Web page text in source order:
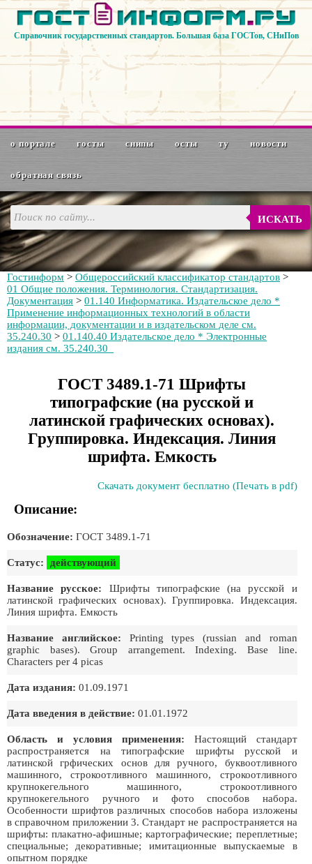
Справочник государственных стандартов. Большая база ГОСТов, СНиПов
о портале госты снипы осты ту новости
обратная связь
ИСКАТЬ
Гостинформ > Общероссийский классификатор стандартов >
01 Общие положения. Терминология. Стандартизация.
Документация > 01.140 Информатика. Издательское дело *
Применение информационных технологий в области
информации, документации и в издательском деле см.
35.240.30 > 01.140.40 Издательское дело * Электронные
издания см. 35.240.30
ГОСТ 3489.1-71 Шрифты
типографские (на русской и
латинской графических основах).
Группировка. Индексация. Линия
шрифта. Емкость
Скачать документ бесплатно (Печать в pdf)
Описание:
Обозначение: ГОСТ 3489.1-71
Статус: действующий
Название русское: Шрифты типографские (на русской и
латинской графических основах). Группировка. Индексация.
Линия шрифта. Емкость
Название английское: Printing types (russian and roman
graphic bases). Group arrangement. Indexing. Base line.
Characters per 4 picas
Дата издания: 01.09.1971
Дата введения в действие: 01.01.1972
Область и условия применения: Настоящий стандарт
распространяется на типографские шрифты русской и
латинской грфических основ для ручного, буквоотливного
машинного, строкоотливного машинного, строкоотливного
крупнокегельного машинного, строкоотливного
крупнокегельного ручного и фото способов набора.
Особенности шрифтов различных способов набора изложены
в справочном приложении 3. Стандарт не распространяется на
шрифты: плакатно-афишные; картографические; переплетные;
специальные; декоративные; имитационные выпускаемые в
опытном порядке